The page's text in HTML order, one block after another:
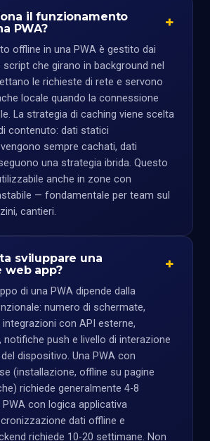
il funzionamento
PWA?
offline in una PWA è gestito dai
che girano in background nel
le richieste di rete e servono
locale quando la connessione
La strategia di caching viene scelta
contenuto: dati statici
sempre cachati, dati
una strategia ibrida. Questo
anche in zone con
— fondamentale per team sul
cantieri.
sviluppare una
web app?
di una PWA dipende dalla
numero di schermate,
con API esterne,
notifiche push e livello di interazione
dispositivo. Una PWA con
(installazione, offline su pagine
richiede generalmente 4-8
PWA con logica applicativa
dati offline e
richiede 10-20 settimane. Non